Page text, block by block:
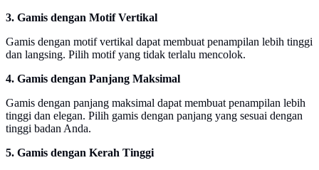
3. Gamis dengan Motif Vertikal
Gamis dengan motif vertikal dapat membuat penampilan lebih tinggi
dan langsing. Pilih motif yang tidak terlalu mencolok.
4. Gamis dengan Panjang Maksimal
Gamis dengan panjang maksimal dapat membuat penampilan lebih
tinggi dan elegan. Pilih gamis dengan panjang yang sesuai dengan
tinggi badan Anda.
5. Gamis dengan Kerah Tinggi